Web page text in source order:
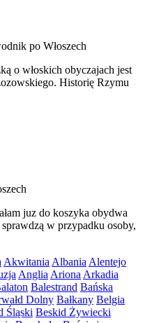
po Włoszech
o włoskich obyczajach jest
Historię Rzymu
juz do koszyka obydwa
w przypadku osoby,
Akwitania Albania Alentejo
Anglia Ariona Arkadia
Balestrand Bańska
Dolny Bałkany Belgia
Śląski Beskid Żywiecki